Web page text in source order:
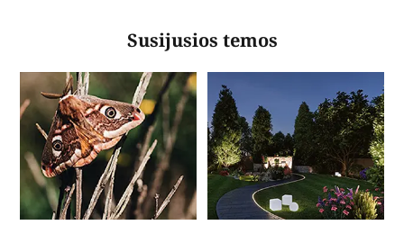
Susijusios temos